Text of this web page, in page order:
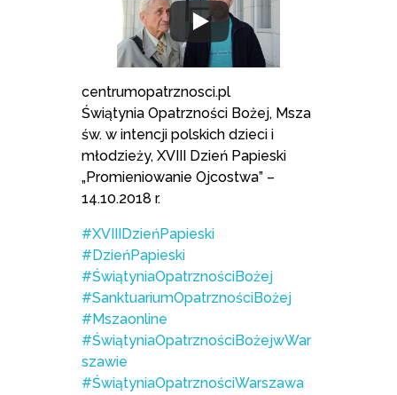
centrumopatrznosci.pl
Świątynia Opatrzności Bożej, Msza
św. w intencji polskich dzieci i
młodzieży, XVIII Dzień Papieski
„Promieniowanie Ojcostwa” –
14.10.2018 r.
#XVIIIDzieńPapieski
#DzieńPapieski
#ŚwiątyniaOpatrznościBożej
#SanktuariumOpatrznościBożej
#Mszaonline
#ŚwiątyniaOpatrznościBożejwWar
szawie
#ŚwiątyniaOpatrznościWarszawa